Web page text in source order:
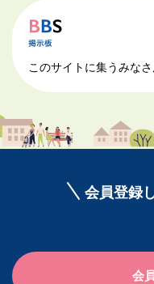
このサイトに集うみな
会員登録
会